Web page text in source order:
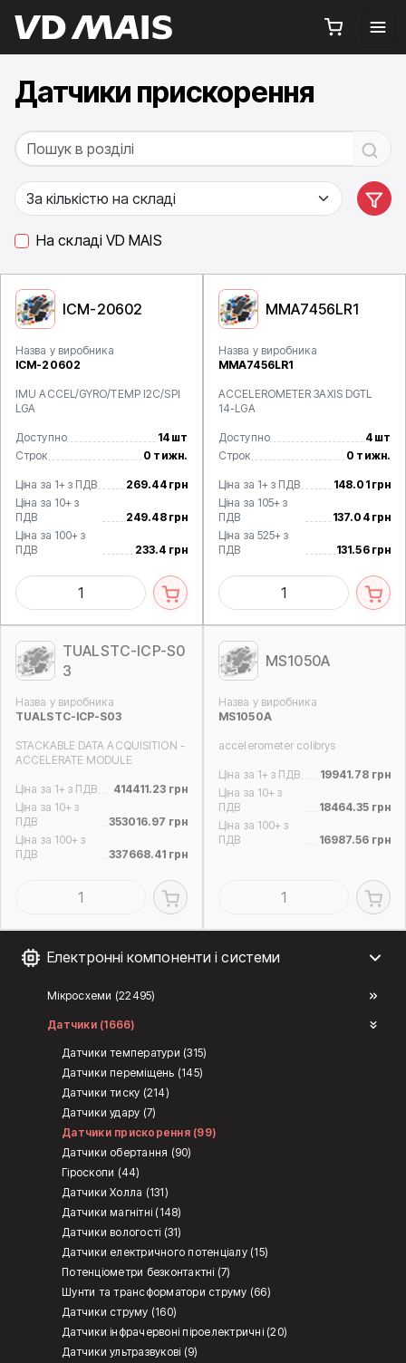
Електронні компоненти і системи
Мікросхеми (22495)
Датчики (1666)
Датчики температури (315)
Датчики переміщень (145)
Датчики тиску (214)
Датчики удару (7)
Датчики прискорення (99)
Датчики обертання (90)
Гіроскопи (44)
Датчики Холла (131)
Датчики магнітні (148)
Датчики вологості (31)
Датчики електричного потенціалу (15)
Потенціометри безконтактні (7)
Шунти та трансформатори струму (66)
Датчики струму (160)
Датчики інфрачервоні піроелектричні (20)
Датчики ультразвукові (9)
Датчики прискорення
На складі VD MAIS
ICM-20602
Назва у виробника
ICM-20602
IMU ACCEL/GYRO/TEMP I2C/SPI
LGA
Доступно
14 шт
Строк
0 тижн.
Ціна за 1+ з ПДВ
269.44 грн
Ціна за 10+ з
ПДВ
249.48 грн
Ціна за 100+ з
ПДВ
233.4 грн
MMA7456LR1
Назва у виробника
MMA7456LR1
ACCELEROMETER 3AXIS DGTL
14-LGA
Доступно
4 шт
Строк
0 тижн.
Ціна за 1+ з ПДВ
148.01 грн
Ціна за 105+ з
ПДВ
137.04 грн
Ціна за 525+ з
ПДВ
131.56 грн
TUALSTC-ICP-S0
3
Назва у виробника
TUALSTC-ICP-S03
STACKABLE DATA ACQUISITION -
ACCELERATE MODULE
Ціна за 1+ з ПДВ
414411.23 грн
Ціна за 10+ з
ПДВ
353016.97 грн
Ціна за 100+ з
ПДВ
337668.41 грн
MS1050A
Назва у виробника
MS1050A
accelerometer colibrys
Ціна за 1+ з ПДВ
19941.78 грн
Ціна за 10+ з
ПДВ
18464.35 грн
Ціна за 100+ з
ПДВ
16987.56 грн